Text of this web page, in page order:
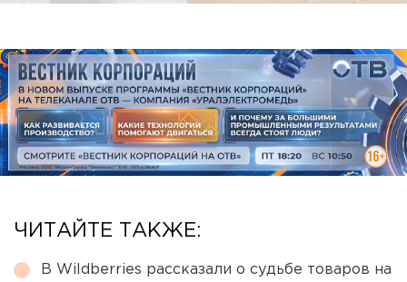
ЧИТАЙТЕ ТАКЖЕ:
В Wildberries рассказали о судьбе товаров на